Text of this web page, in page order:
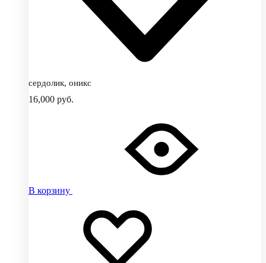
сердолик, оникс
16,000 руб.
В корзину